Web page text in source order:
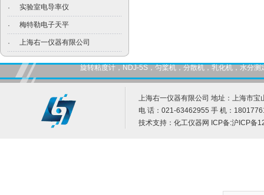
· 实验室电导率仪
· 梅特勒电子天平
· 上海右一仪器有限公司
旋转粘度计，NDJ-5S，匀桨机，分散机，乳化机，水分
上海右一仪器有限公司 地址：上海市宝
电 话：021-63462955 手 机：
技术支持： 化工仪器网 ICP备:沪ICP备